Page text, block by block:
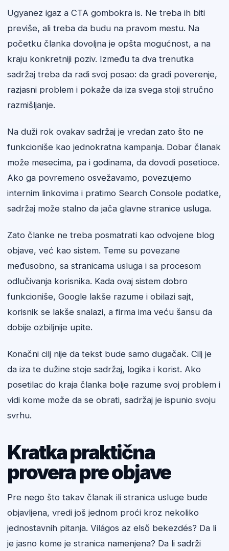
Ugyanez igaz a CTA gombokra is. Ne treba ih biti
previše, ali treba da budu na pravom mestu. Na
početku članka dovoljna je opšta mogućnost, a na
kraju konkretniji poziv. Između ta dva trenutka
sadržaj treba da radi svoj posao: da gradi poverenje,
razjasni problem i pokaže da iza svega stoji stručno
razmišljanje.
Na duži rok ovakav sadržaj je vredan zato što ne
funkcioniše kao jednokratna kampanja. Dobar članak
može mesecima, pa i godinama, da dovodi posetioce.
Ako ga povremeno osvežavamo, povezujemo
internim linkovima i pratimo Search Console podatke,
sadržaj može stalno da jača glavne stranice usluga.
Zato članke ne treba posmatrati kao odvojene blog
objave, već kao sistem. Teme su povezane
međusobno, sa stranicama usluga i sa procesom
odlučivanja korisnika. Kada ovaj sistem dobro
funkcioniše, Google lakše razume i obilazi sajt,
korisnik se lakše snalazi, a firma ima veću šansu da
dobije ozbiljnije upite.
Konačni cilj nije da tekst bude samo dugačak. Cilj je
da iza te dužine stoje sadržaj, logika i korist. Ako
posetilac do kraja članka bolje razume svoj problem i
vidi kome može da se obrati, sadržaj je ispunio svoju
svrhu.
Kratka praktična
provera pre objave
Pre nego što takav članak ili stranica usluge bude
objavljena, vredi još jednom proći kroz nekoliko
jednostavnih pitanja. Világos az első bekezdés? Da li
je jasno kome je stranica namenjena? Da li sadrži